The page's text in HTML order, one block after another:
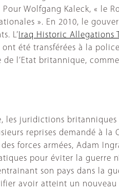
Wolfgang Kaleck, «
». En 2010, le
L’ Iraq Historic Allegations
été transférées à la
l’Etat britannique,
les juridictions
reprises demandé à
forces armées, Adam
pour éviter la guerre
son pays dans la
avoir atteint un